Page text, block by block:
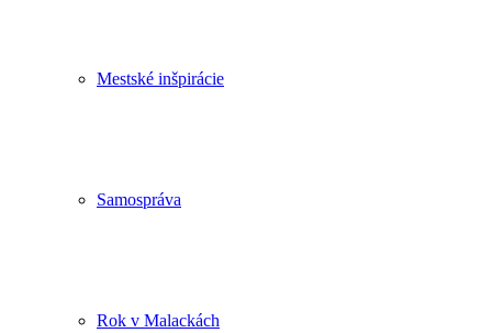
Mestské inšpirácie
Samospráva
Rok v Malackách